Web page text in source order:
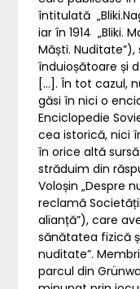
întitulată
iar în 1914 „Bliki.
Măști.
înduioșătoare și
[…]. În tot cazul,
găsi în nici o
Enciclopedie
cea istorică, nici
în orice altă
străduim din
Voloșin „Despre
reclamă
alianță”), care
sănătatea fizică
nuditate”.
parcul din